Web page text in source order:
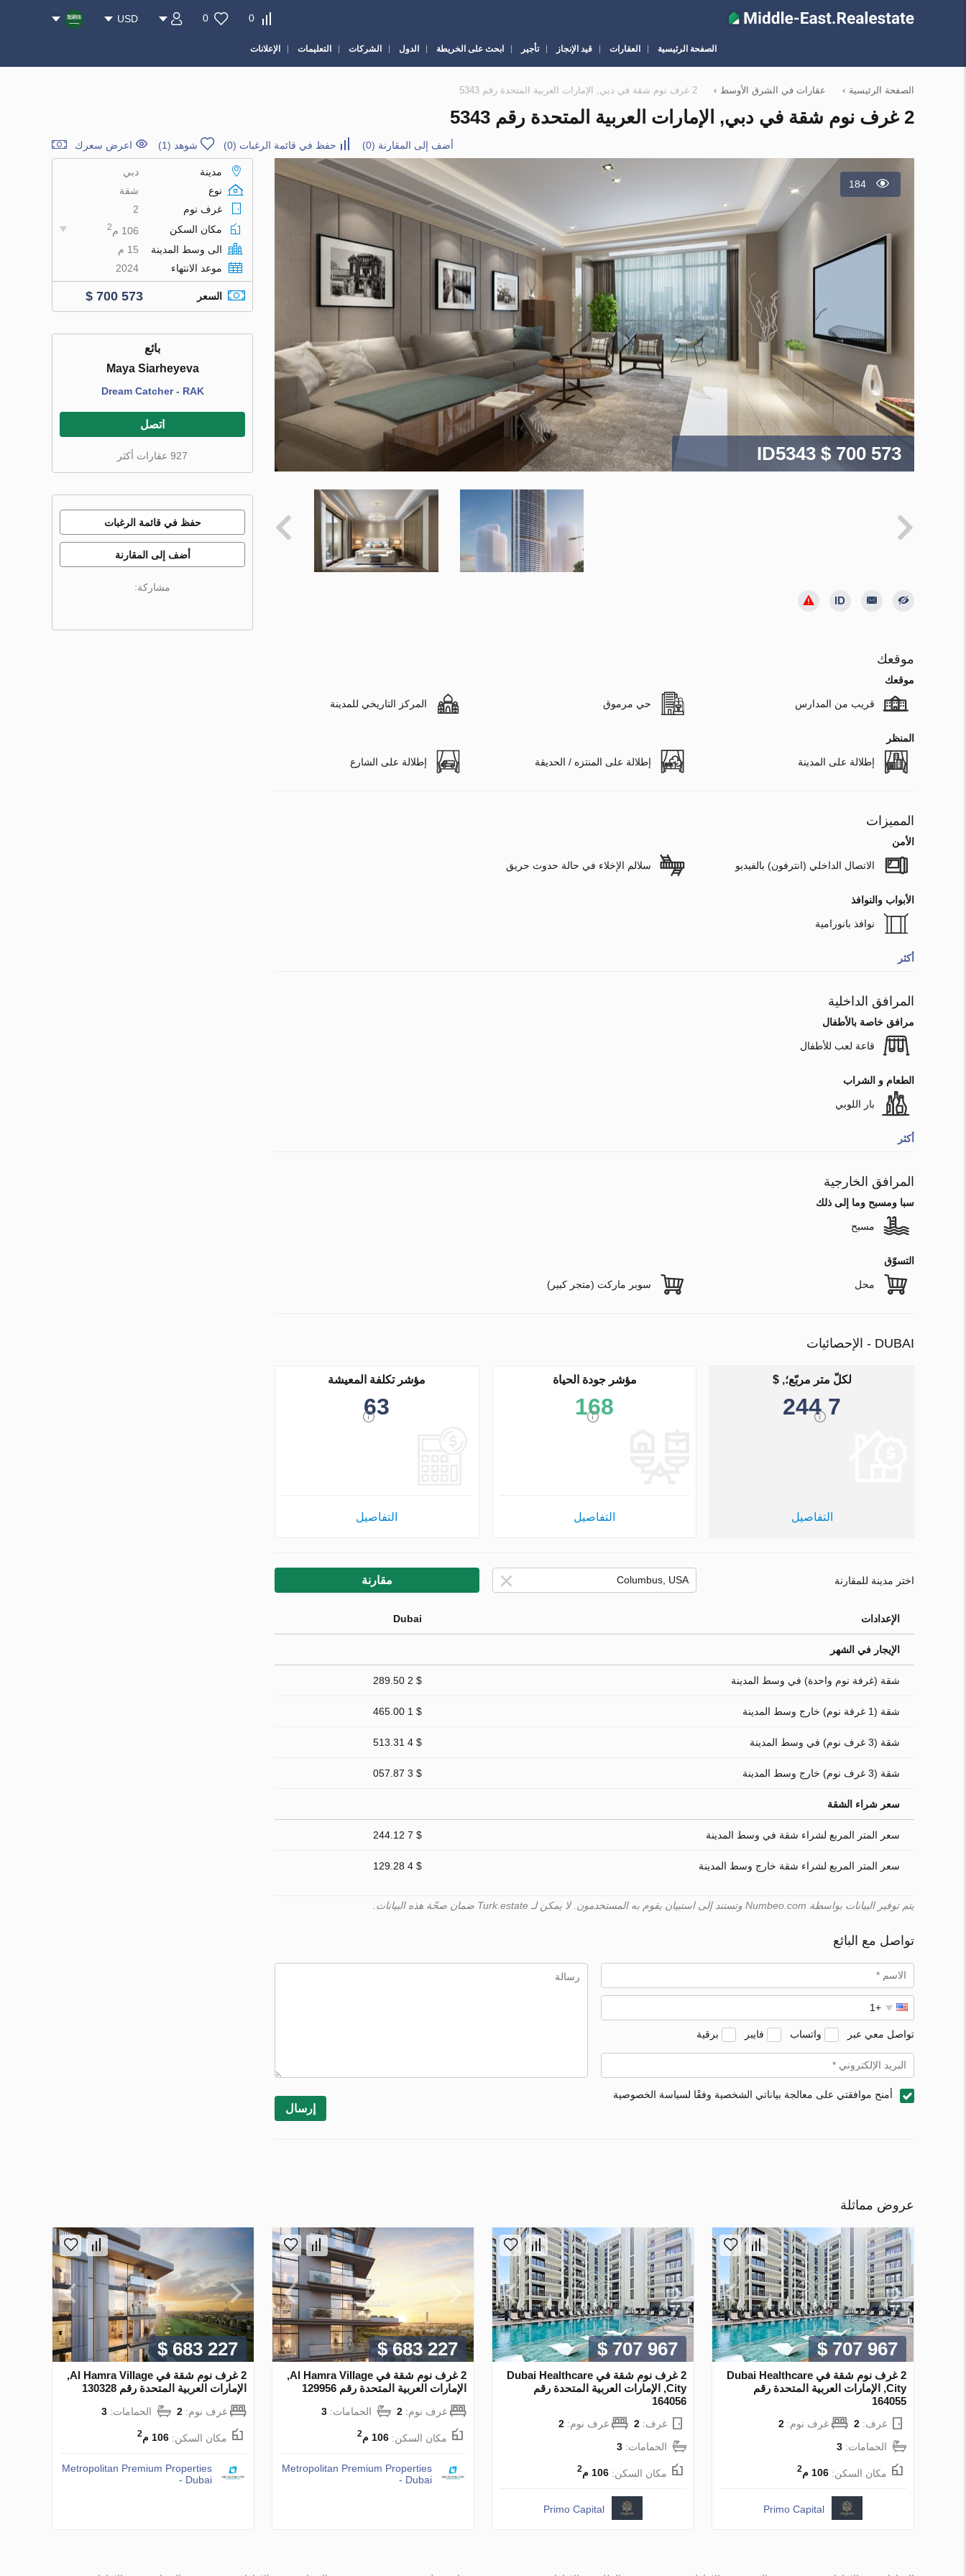
0
0
USD
الصفحة الرئيسية العقارات قيد الإنجاز تأجير ابحث على الخريطة الدول الشركات التعليمات الإعلانات
الصفحة الرئيسية › عقارات في الشرق الأوسط › 2 غرف نوم شقة في دبي, الإمارات العربية المتحدة رقم 5343
2 غرف نوم شقة في دبي, الإمارات العربية المتحدة رقم 5343
أضف إلى المقارنة (
0
) حفظ في قائمة الرغبات (
0
) شوهد (1) اعرض سعرك
184
ID5343 $ 700 573
موقعك
موقعك
قريب من المدارس حي مرموق المركز التاريخي للمدينة
المنظر
إطلالة على المدينة إطلالة على المنتزه / الحديقة إطلالة على الشارع
المميزات
الأمن
الاتصال الداخلي (انترفون) بالفيديو سلالم الإخلاء في حالة حدوث حريق
الأبواب والنوافذ
نوافذ بانورامية
أكثر
المرافق الداخلية
مرافق خاصة بالأطفال
قاعة لعب للأطفال
الطعام و الشراب
بار اللوبي
أكثر
المرافق الخارجية
سبا ومسبح وما إلى ذلك
مسبح
التسوّق
محل سوبر ماركت (متجر كبير)
DUBAI - الإحصائيات
لكلّ متر مربّع؛, $
7 244
التفاصيل
مؤشر جودة الحياة
168
التفاصيل
مؤشر تكلفة المعيشة
63
التفاصيل
اختر مدينة للمقارنة مقارنة
الإعدادات Dubai
الإيجار في الشهر
شقة (غرفة نوم واحدة) في وسط المدينة $ 2 289.50
شقة (1 غرفة نوم) خارج وسط المدينة $ 1 465.00
شقة (3 غرف نوم) في وسط المدينة $ 4 513.31
شقة (3 غرف نوم) خارج وسط المدينة $ 3 057.87
سعر شراء الشقة
سعر المتر المربع لشراء شقة في وسط المدينة $ 7 244.12
سعر المتر المربع لشراء شقة خارج وسط المدينة $ 4 129.28
يتم توفير البيانات بواسطة Numbeo.com وتستند إلى استبيان يقوم به المستخدمون. لا يمكن لـ Turk.estate ضمان صحّة هذه البيانات.
تواصل مع البائع
تواصل معي عبر واتساب فايبر برقية
أمنح موافقتي على معالجة بياناتي الشخصية وفقًا لسياسة الخصوصية
إرسال
مدينة
دبي
نوع
شقة
غرف نوم
2
مكان السكن
106 م 2
الى وسط المدينة
15 م
موعد الانتهاء
2024
السعر $ 700 573
بائع
Maya Siarheyeva
Dream Catcher - RAK
اتصل
927 عقارات أكثر
حفظ في قائمة الرغبات
أضف إلى المقارنة
مشاركة:
عروض مماثلة
$ 707 967
2 غرف نوم شقة في Dubai Healthcare
City, الإمارات العربية المتحدة رقم
164055
غرف: 2 غرف نوم: 2
الحمامات: 3
مكان السكن: 106 م 2
Primo Capital
$ 707 967
2 غرف نوم شقة في Dubai Healthcare
City, الإمارات العربية المتحدة رقم
164056
غرف: 2 غرف نوم: 2
الحمامات: 3
مكان السكن: 106 م 2
Primo Capital
$ 683 227
2 غرف نوم شقة في Al Hamra Village,
الإمارات العربية المتحدة رقم 129956
غرف نوم: 2 الحمامات: 3
مكان السكن: 106 م 2
Metropolitan Premium Properties
- Dubai
$ 683 227
2 غرف نوم شقة في Al Hamra Village,
الإمارات العربية المتحدة رقم 130328
غرف نوم: 2 الحمامات: 3
مكان السكن: 106 م 2
Metropolitan Premium Properties
- Dubai